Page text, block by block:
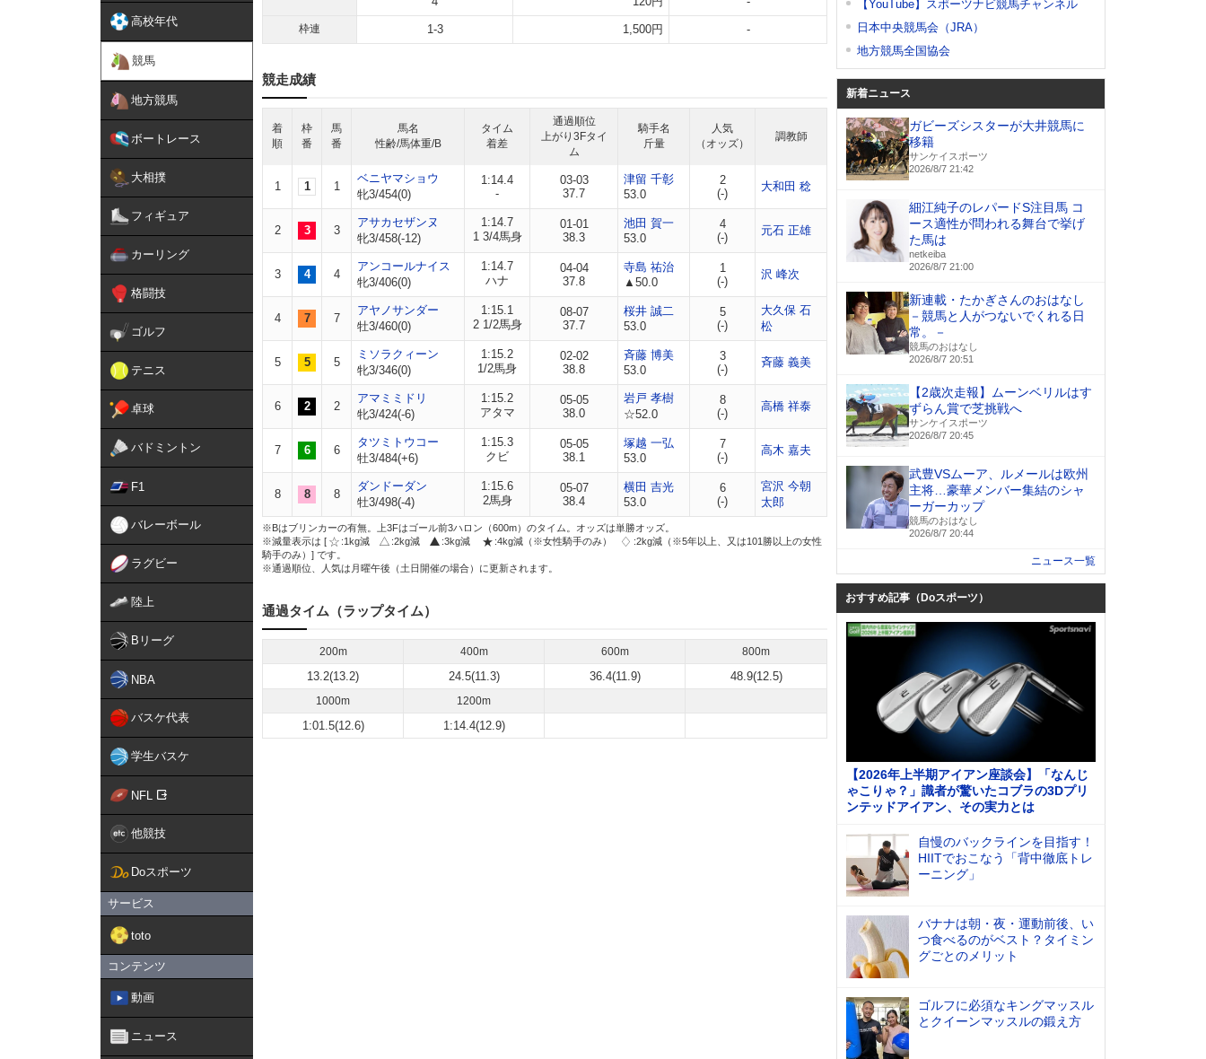
高校年代
競馬
地方競馬
ボートレース
大相撲
フィギュア
カーリング
格闘技
ゴルフ
テニス
卓球
バドミントン
F1
バレーボール
ラグビー
陸上
Bリーグ
NBA
バスケ代表
学生バスケ
NFL
他競技
Doスポーツ
サービス
toto
コンテンツ
動画
ニュース
枠連 1-3 1,500円 -
競走成績
着
順
枠
番
馬
番
馬名
性齢/馬体重/B
タイム
着差
通過順位
上がり3Fタイ
ム
騎手名
斤量
人気
（オッズ）
調教師
1 1 1
ベニヤマショウ
牝3/454(0)
1:14.4
-
03-03
37.7
津留 千彰
53.0
2
(-)
大和田 稔
2 3 3
アサカセザンヌ
牝3/458(-12)
1:14.7
1 3/4馬身
01-01
38.3
池田 賀一
53.0
4
(-)
元石 正雄
3 4 4
アンコールナイス
牝3/406(0)
1:14.7
ハナ
04-04
37.8
寺島 祐治
▲50.0
1
(-)
沢 峰次
4 7 7
アヤノサンダー
牡3/460(0)
1:15.1
2 1/2馬身
08-07
37.7
桜井 誠二
53.0
5
(-)
大久保 石
松
5 5 5
ミソラクィーン
牝3/346(0)
1:15.2
1/2馬身
02-02
38.8
斉藤 博美
53.0
3
(-)
斉藤 義美
6 2 2
アマミミドリ
牝3/424(-6)
1:15.2
アタマ
05-05
38.0
岩戸 孝樹
☆52.0
8
(-)
高橋 祥泰
7 6 6
タツミトウコー
牡3/484(+6)
1:15.3
クビ
05-05
38.1
塚越 一弘
53.0
7
(-)
高木 嘉夫
8 8 8
ダンドーダン
牡3/498(-4)
1:15.6
2馬身
05-07
38.4
横田 吉光
53.0
6
(-)
宮沢 今朝
太郎
※Bはブリンカーの有無。上3Fはゴール前3ハロン（600m）のタイム。オッズは単勝オッズ。
※減量表示は [
:1kg減 :2kg減 :3kg減 :4kg減（※女性騎手のみ）
:2kg減（※5年以上、又は101勝以上の女性
騎手のみ）] です。
※通過順位、人気は月曜午後（土日開催の場合）に更新されます。
通過タイム（ラップタイム）
200m 400m 600m 800m
13.2(13.2) 24.5(11.3) 36.4(11.9) 48.9(12.5)
1000m 1200m
1:01.5(12.6) 1:14.4(12.9)
【YouTube】スポーツナビ競馬チャンネル
日本中央競馬会（JRA）
地方競馬全国協会
新着ニュース
ガビーズシスターが大井競馬に
移籍
サンケイスポーツ
2026/8/7 21:42
細江純子のレパードS注目馬 コ
ース適性が問われる舞台で挙げ
た馬は
netkeiba
2026/8/7 21:00
新連載・たかぎさんのおはなし
－競馬と人がつないでくれる日
常。－
競馬のおはなし
2026/8/7 20:51
【2歳次走報】ムーンベリルはす
ずらん賞で芝挑戦へ
サンケイスポーツ
2026/8/7 20:45
武豊VSムーア、ルメールは欧州
主将…豪華メンバー集結のシャ
ーガーカップ
競馬のおはなし
2026/8/7 20:44
ニュース一覧
おすすめ記事（Doスポーツ）
【2026年上半期アイアン座談会】「なんじ
ゃこりゃ？」識者が驚いたコブラの3Dプリ
ンテッドアイアン、その実力とは
自慢のバックラインを目指す！
HIITでおこなう「背中徹底トレ
ーニング」
バナナは朝・夜・運動前後、い
つ食べるのがベスト？タイミン
グごとのメリット
ゴルフに必須なキングマッスル
とクイーンマッスルの鍛え方